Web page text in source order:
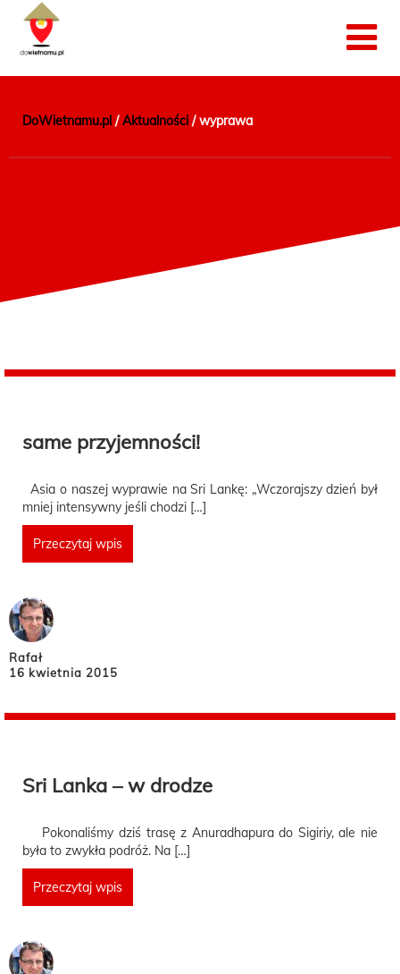
DoWietnamu.pl /Aktualności /wyprawa
same przyjemności!
Asia o naszej wyprawie na Sri Lankę: „Wczorajszy dzień był
mniej intensywny jeśli chodzi […]
Przeczytaj wpis
Rafał
16 kwietnia 2015
Sri Lanka – w drodze
Pokonaliśmy dziś trasę z Anuradhapura do Sigiriy, ale nie
była to zwykła podróż. Na […]
Przeczytaj wpis